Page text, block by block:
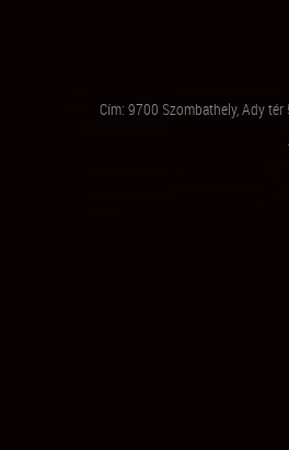
Cím: 9700 Szombathely, Ady